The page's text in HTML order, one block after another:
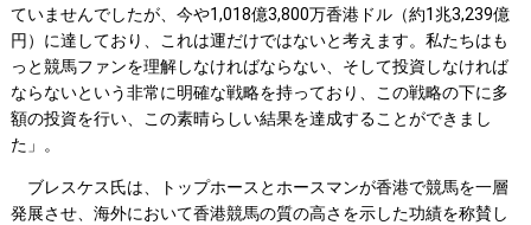
ていませんでしたが、今や1,018億3,800万香港ドル（約1兆3,239億
円）に達しており、これは運だけではないと考えます。私たちはも
っと競馬ファンを理解しなければならない、そして投資しなければ
ならないという非常に明確な戦略を持っており、この戦略の下に多
額の投資を行い、この素晴らしい結果を達成することができまし
た」。
ブレスケス氏は、トップホースとホースマンが香港で競馬を一層
発展させ、海外において香港競馬の質の高さを示した功績を称賛し